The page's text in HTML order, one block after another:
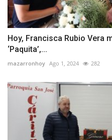
Hoy, Francisca Rubio Vera
‘Paquita’,...
mazarronhoy Ago 1, 2024 282